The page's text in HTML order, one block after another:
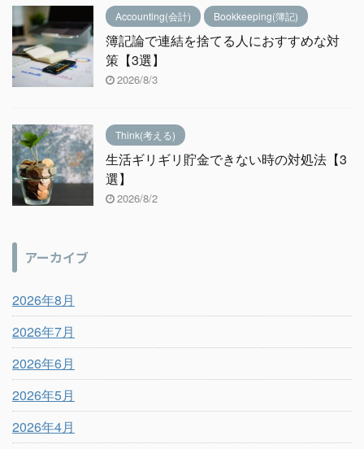
Accounting(会計) Bookkeeping(簿記)
簿記論で連結を捨てる人におすすめな対
策【3選】
2026/8/3
Think(考える)
生活ギリギリ貯金できない時の対処法【3
選】
2026/8/2
アーカイブ
2026年8月
2026年7月
2026年6月
2026年5月
2026年4月